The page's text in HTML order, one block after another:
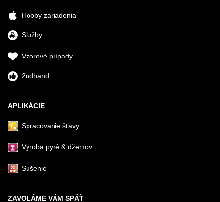
Hobby zariadenia
Služby
Vzorové prípady
2ndhand
APLIKÁCIE
Spracovanie šťavy
Výroba pyré & džemov
Sušenie
ZAVOLÁME VÁM SPÄŤ